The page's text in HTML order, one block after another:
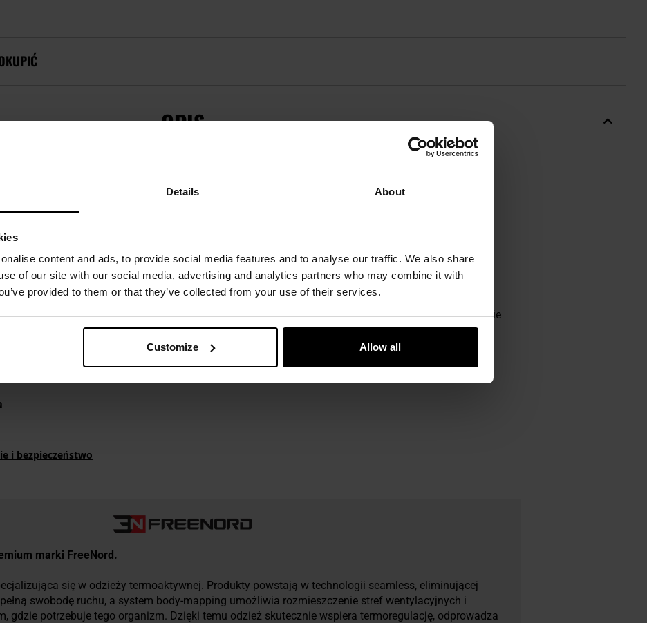
Details About
content and ads, to provide social media features and to analyse our traffic. We also share
of our site with our social media, advertising and analytics partners who may combine it with
provided to them or that they’ve collected from your use of their services.
Customize Allow all
OPIS
wilgoć
swobodę ruchu mięśni oraz kontroluje ich ucisk, a
bezszwowa konstrukcja chroni przed
wyjątkowy komfort noszenia, nawet w trakcie intensywnego treningu.
przed wychłodzeniem lub przegrzaniem organizmu. Antybakteryjne wykończenie na bazie
się bakterii.
5%
i bezpieczeństwo
marki FreeNord.
się w odzieży termoaktywnej. Produkty powstają w technologii seamless, eliminującej
swobodę ruchu, a system body-mapping umożliwia rozmieszczenie stref wentylacyjnych i
gdzie potrzebuje tego organizm. Dzięki temu odzież skutecznie wspiera termoregulację, odprowadza